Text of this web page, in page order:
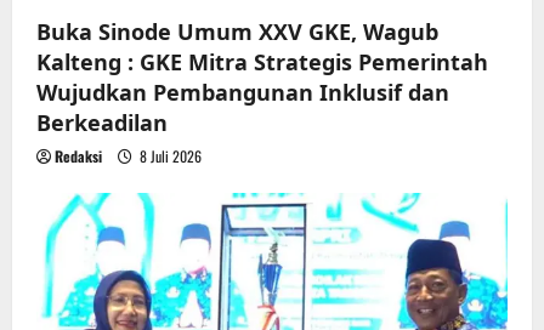
Buka Sinode Umum XXV GKE, Wagub
Kalteng : GKE Mitra Strategis Pemerintah
Wujudkan Pembangunan Inklusif dan
Berkeadilan
Redaksi 8 Juli 2026